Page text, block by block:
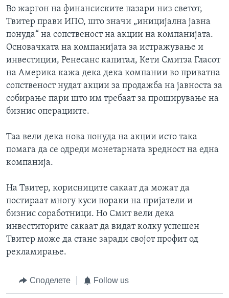
Во жаргон на финансиските пазари низ светот,
Твитер прави ИПО, што значи „иницијална јавна
понуда“ на сопственост на акции на компанијата.
Основачката на компанијата за истражување и
инвестиции, Ренесанс капитал, Кети Смитза Гласот
на Америка кажа дека дека компании во приватна
сопственост нудат акции за продажба на јавноста за
собирање пари што им требаат за проширување на
бизнис операциите.
Таа вели дека нова понуда на акции исто така
помага да се одреди монетарната вредност на една
компанија.
На Твитер, корисниците сакаат да можат да
постираат многу куси пораки на пријатели и
бизнис соработници. Но Смит вели дека
инвеститорите сакаат да видат колку успешен
Твитер може да стане заради својот профит од
рекламирање.
Споделете Follow us